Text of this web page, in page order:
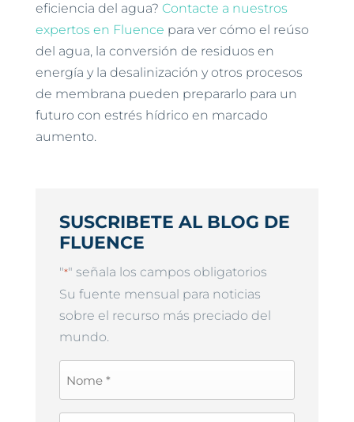
eficiencia del agua? Contacte a nuestros
expertos en Fluence para ver cómo el reúso
del agua, la conversión de residuos en
energía y la desalinización y otros procesos
de membrana pueden prepararlo para un
futuro con estrés hídrico en marcado
aumento.
SUSCRIBETE AL BLOG DE
FLUENCE
"*" señala los campos obligatorios
Su fuente mensual para noticias
sobre el recurso más preciado del
mundo.